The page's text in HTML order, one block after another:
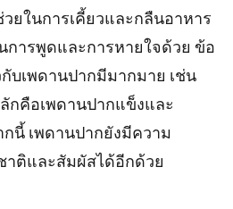
ยในการเคี้ยวและกลืนอาหาร
ารพูดและการหายใจด้วย ข้อ
บเพดานปากมีมากมาย เช่น
กคือเพดานปากแข็งและ
นี้ เพดานปากยังมีความ
าติและสัมผัสได้อีกด้วย